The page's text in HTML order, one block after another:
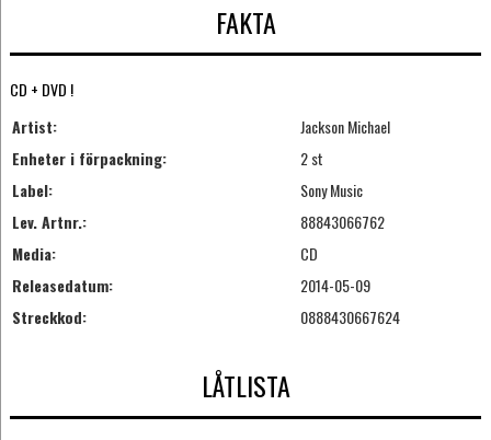
FAKTA
CD + DVD !
Artist:
Jackson Michael
Enheter i förpackning:
2 st
Label:
Sony Music
Lev. Artnr.:
88843066762
Media:
CD
Releasedatum:
2014-05-09
Streckkod:
0888430667624
LÅTLISTA